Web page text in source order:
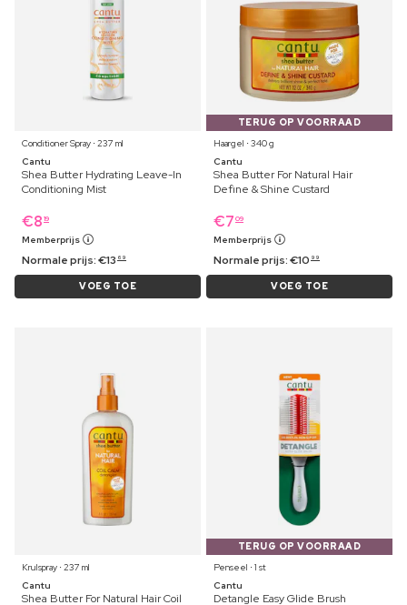
Conditioner Spray ⋅ 237 ml
Cantu
Shea Butter Hydrating Leave-In
Conditioning Mist
€8 19
Memberprijs
Normale prijs:€13 69
VOEG TOE
TERUG OP VOORRAAD
Haargel ⋅ 340 g
Cantu
Shea Butter For Natural Hair
Define & Shine Custard
€7 09
Memberprijs
Normale prijs:€10 99
VOEG TOE
Krulspray ⋅ 237 ml
Cantu
Shea Butter For Natural Hair Coil
TERUG OP VOORRAAD
Penseel ⋅ 1 st
Cantu
Detangle Easy Glide Brush